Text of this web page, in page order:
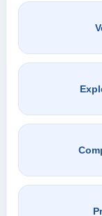
Procurar em